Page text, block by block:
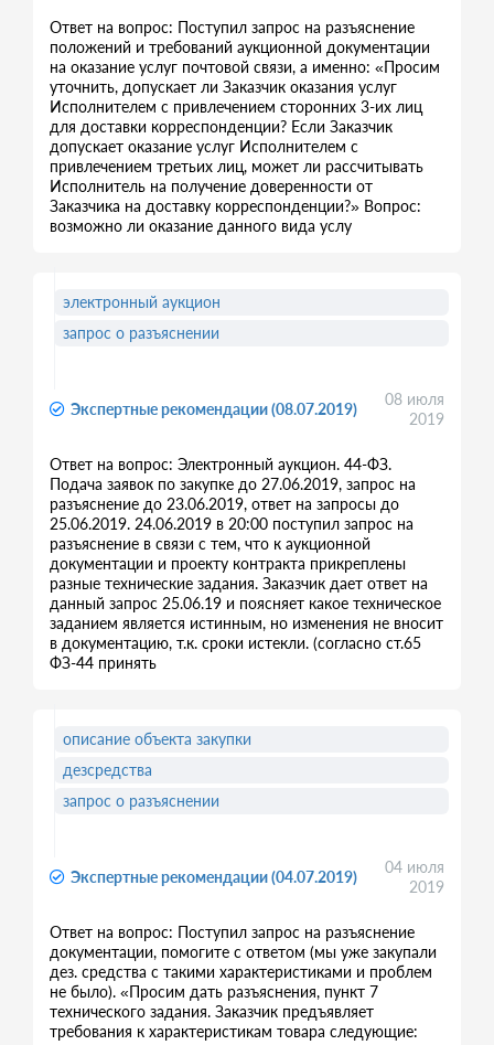
Ответ на вопрос: Поступил запрос на разъяснение
положений и требований аукционной документации
на оказание услуг почтовой связи, а именно: «Просим
уточнить, допускает ли Заказчик оказания услуг
Исполнителем с привлечением сторонних 3-их лиц
для доставки корреспонденции? Если Заказчик
допускает оказание услуг Исполнителем с
привлечением третьих лиц, может ли рассчитывать
Исполнитель на получение доверенности от
Заказчика на доставку корреспонденции?» Вопрос:
возможно ли оказание данного вида услу
Экспертные рекомендации (08.07.2019)
08 июля
2019
Ответ на вопрос: Электронный аукцион. 44-ФЗ.
Подача заявок по закупке до 27.06.2019, запрос на
разъяснение до 23.06.2019, ответ на запросы до
25.06.2019. 24.06.2019 в 20:00 поступил запрос на
разъяснение в связи с тем, что к аукционной
документации и проекту контракта прикреплены
разные технические задания. Заказчик дает ответ на
данный запрос 25.06.19 и поясняет какое техническое
заданием является истинным, но изменения не вносит
в документацию, т.к. сроки истекли. (согласно ст.65
ФЗ-44 принять
электронный аукцион
запрос о разъяснении
Экспертные рекомендации (04.07.2019)
04 июля
2019
Ответ на вопрос: Поступил запрос на разъяснение
документации, помогите с ответом (мы уже закупали
дез. средства с такими характеристиками и проблем
не было). «Просим дать разъяснения, пункт 7
технического задания. Заказчик предъявляет
требования к характеристикам товара следующие:
описание объекта закупки
дезсредства
запрос о разъяснении